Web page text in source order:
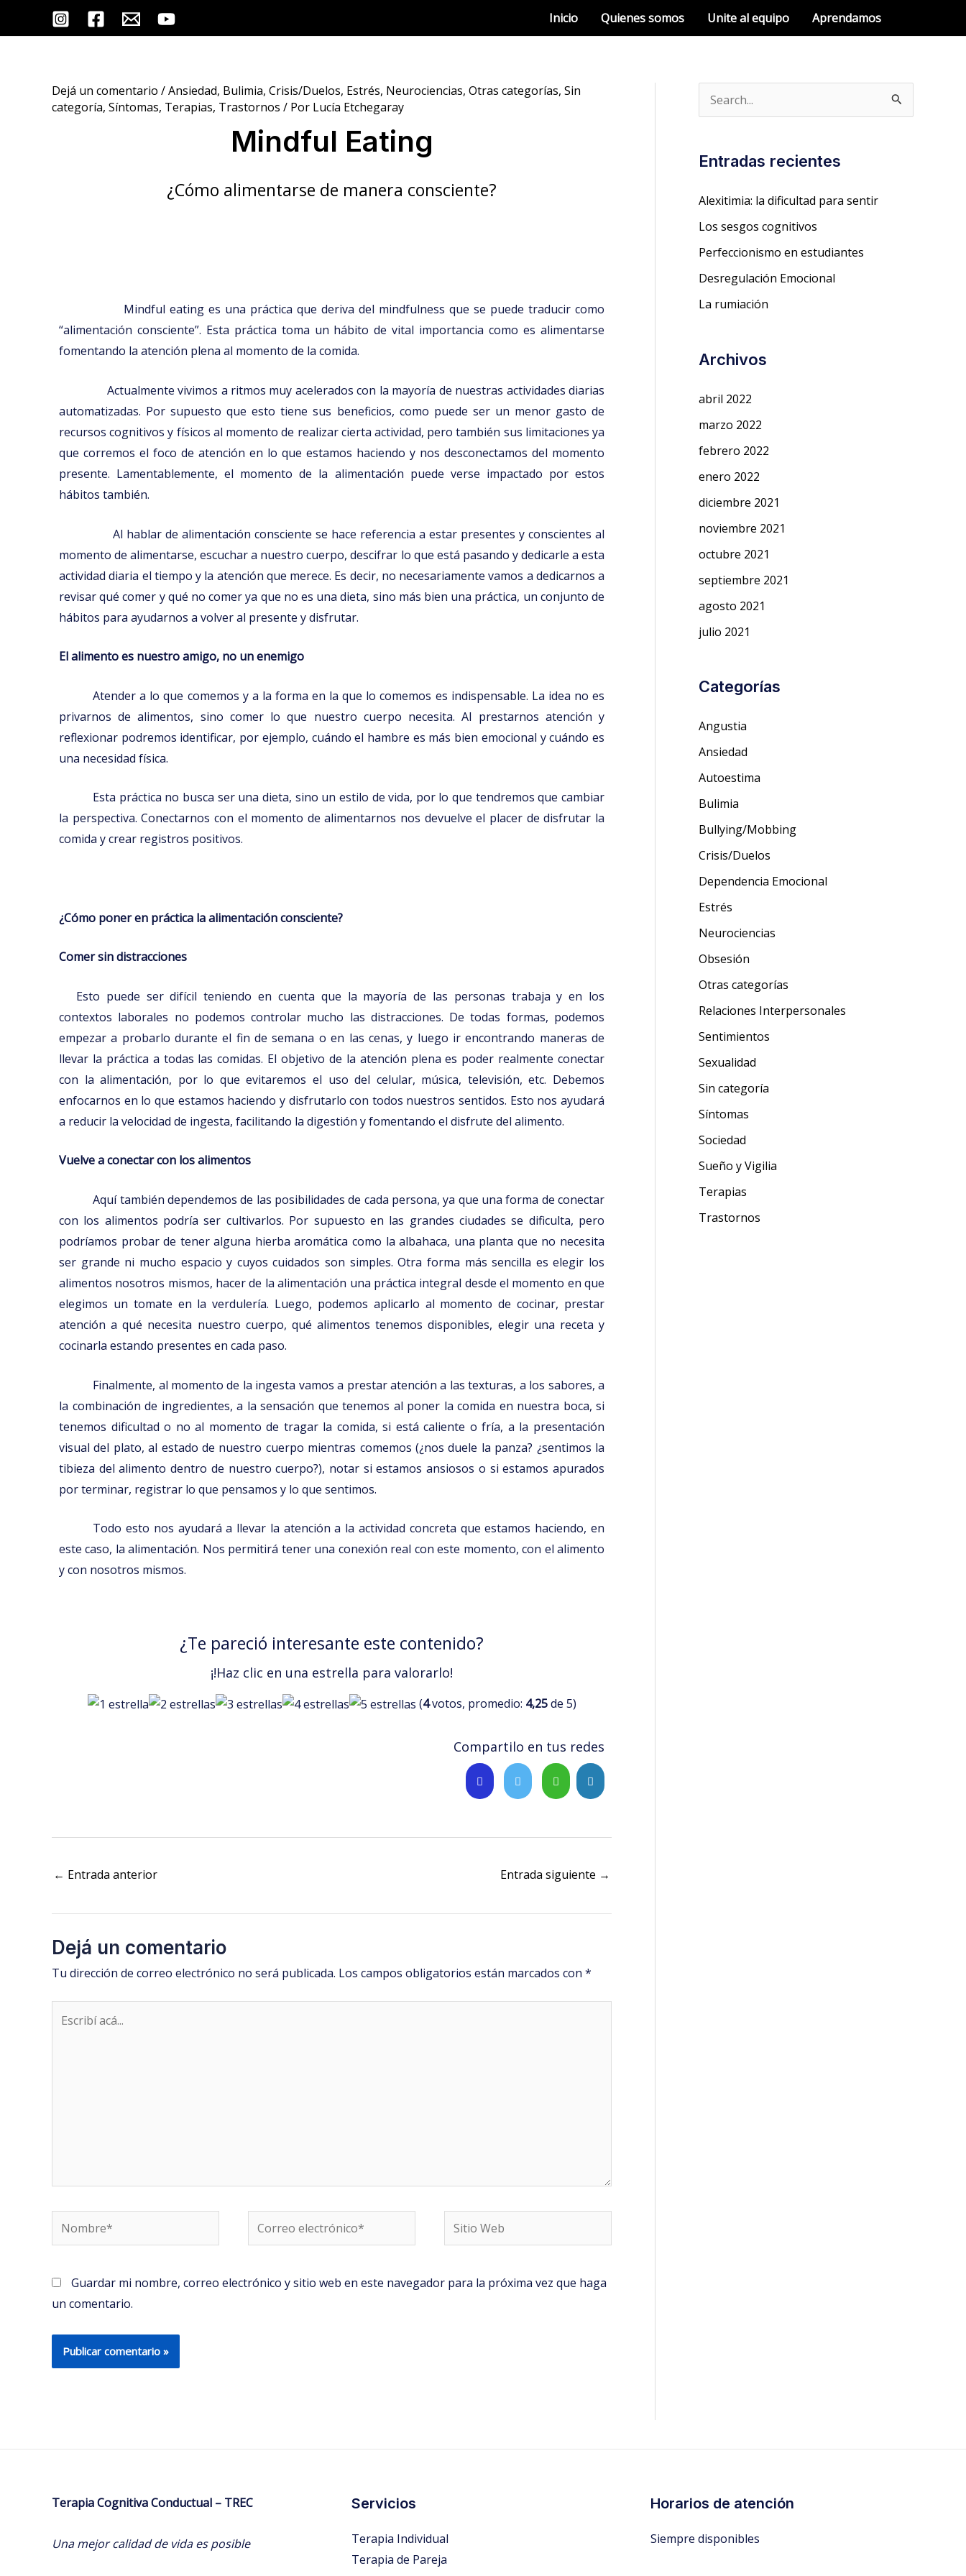
Inicio Quienes somos Unite al equipo Aprendamos
Dejá un comentario /Ansiedad, Bulimia, Crisis/Duelos, Estrés, Neurociencias, Otras categorías, Sin
categoría, Síntomas, Terapias, Trastornos / Por Lucía Etchegaray
Mindful Eating
¿Cómo alimentarse de manera consciente?
Mindful eating es una práctica que deriva del mindfulness que se puede traducir como
“alimentación consciente”. Esta práctica toma un hábito de vital importancia como es alimentarse
fomentando la atención plena al momento de la comida.
Actualmente vivimos a ritmos muy acelerados con la mayoría de nuestras actividades diarias
automatizadas. Por supuesto que esto tiene sus beneficios, como puede ser un menor gasto de
recursos cognitivos y físicos al momento de realizar cierta actividad, pero también sus limitaciones ya
que corremos el foco de atención en lo que estamos haciendo y nos desconectamos del momento
presente. Lamentablemente, el momento de la alimentación puede verse impactado por estos
hábitos también.
Al hablar de alimentación consciente se hace referencia a estar presentes y conscientes al
momento de alimentarse, escuchar a nuestro cuerpo, descifrar lo que está pasando y dedicarle a esta
actividad diaria el tiempo y la atención que merece. Es decir, no necesariamente vamos a dedicarnos a
revisar qué comer y qué no comer ya que no es una dieta, sino más bien una práctica, un conjunto de
hábitos para ayudarnos a volver al presente y disfrutar.
El alimento es nuestro amigo, no un enemigo
Atender a lo que comemos y a la forma en la que lo comemos es indispensable. La idea no es
privarnos de alimentos, sino comer lo que nuestro cuerpo necesita. Al prestarnos atención y
reflexionar podremos identificar, por ejemplo, cuándo el hambre es más bien emocional y cuándo es
una necesidad física.
Esta práctica no busca ser una dieta, sino un estilo de vida, por lo que tendremos que cambiar
la perspectiva. Conectarnos con el momento de alimentarnos nos devuelve el placer de disfrutar la
comida y crear registros positivos.
¿Cómo poner en práctica la alimentación consciente?
Comer sin distracciones
Esto puede ser difícil teniendo en cuenta que la mayoría de las personas trabaja y en los
contextos laborales no podemos controlar mucho las distracciones. De todas formas, podemos
empezar a probarlo durante el fin de semana o en las cenas, y luego ir encontrando maneras de
llevar la práctica a todas las comidas. El objetivo de la atención plena es poder realmente conectar
con la alimentación, por lo que evitaremos el uso del celular, música, televisión, etc. Debemos
enfocarnos en lo que estamos haciendo y disfrutarlo con todos nuestros sentidos. Esto nos ayudará
a reducir la velocidad de ingesta, facilitando la digestión y fomentando el disfrute del alimento.
Vuelve a conectar con los alimentos
Aquí también dependemos de las posibilidades de cada persona, ya que una forma de conectar
con los alimentos podría ser cultivarlos. Por supuesto en las grandes ciudades se dificulta, pero
podríamos probar de tener alguna hierba aromática como la albahaca, una planta que no necesita
ser grande ni mucho espacio y cuyos cuidados son simples. Otra forma más sencilla es elegir los
alimentos nosotros mismos, hacer de la alimentación una práctica integral desde el momento en que
elegimos un tomate en la verdulería. Luego, podemos aplicarlo al momento de cocinar, prestar
atención a qué necesita nuestro cuerpo, qué alimentos tenemos disponibles, elegir una receta y
cocinarla estando presentes en cada paso.
Finalmente, al momento de la ingesta vamos a prestar atención a las texturas, a los sabores, a
la combinación de ingredientes, a la sensación que tenemos al poner la comida en nuestra boca, si
tenemos dificultad o no al momento de tragar la comida, si está caliente o fría, a la presentación
visual del plato, al estado de nuestro cuerpo mientras comemos (¿nos duele la panza? ¿sentimos la
tibieza del alimento dentro de nuestro cuerpo?), notar si estamos ansiosos o si estamos apurados
por terminar, registrar lo que pensamos y lo que sentimos.
Todo esto nos ayudará a llevar la atención a la actividad concreta que estamos haciendo, en
este caso, la alimentación. Nos permitirá tener una conexión real con este momento, con el alimento
y con nosotros mismos.
¿Te pareció interesante este contenido?
¡!Haz clic en una estrella para valorarlo!
(4votos, promedio: 4,25de 5)
Compartilo en tus redes
Post
navigation
← Entrada anterior Entrada siguiente →
Dejá un comentario
Tu dirección de correo electrónico no será publicada. Los campos obligatorios están marcados con *
Nombre*
Correo
electrónico*
Sitio
Web
Guardar mi nombre, correo electrónico y sitio web en este navegador para la próxima vez que haga
un comentario.
c
a
r
:
Entradas recientes
Alexitimia: la dificultad para sentir
Los sesgos cognitivos
Perfeccionismo en estudiantes
Desregulación Emocional
La rumiación
Archivos
abril 2022
marzo 2022
febrero 2022
enero 2022
diciembre 2021
noviembre 2021
octubre 2021
septiembre 2021
agosto 2021
julio 2021
Categorías
Angustia
Ansiedad
Autoestima
Bulimia
Bullying/Mobbing
Crisis/Duelos
Dependencia Emocional
Estrés
Neurociencias
Obsesión
Otras categorías
Relaciones Interpersonales
Sentimientos
Sexualidad
Sin categoría
Síntomas
Sociedad
Sueño y Vigilia
Terapias
Trastornos
Terapia Cognitiva Conductual – TREC
Una mejor calidad de vida es posible
Servicios
Terapia Individual
Terapia de Pareja
Horarios de atención
Siempre disponibles